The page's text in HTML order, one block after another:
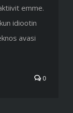
emme.
idiootin
avasi
0